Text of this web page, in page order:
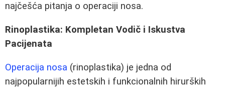
najčešća pitanja o operaciji nosa.
Rinoplastika: Kompletan Vodič i Iskustva
Pacijenata
Operacija nosa (rinoplastika) je jedna od
najpopularnijih estetskih i funkcionalnih hirurških